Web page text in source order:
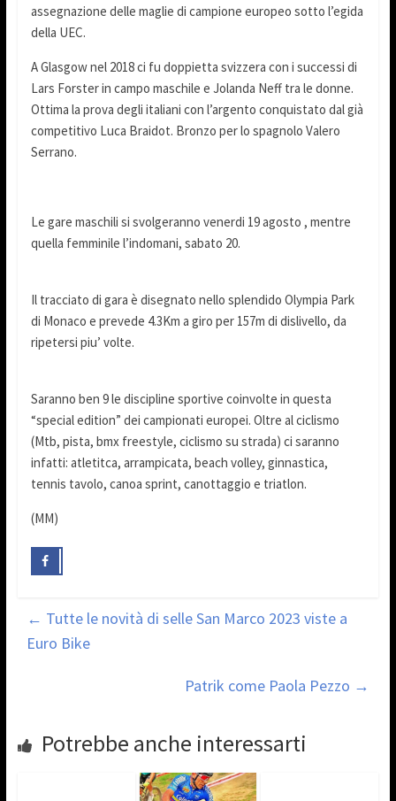
assegnazione delle maglie di campione europeo sotto l’egida
della UEC.
A Glasgow nel 2018 ci fu doppietta svizzera con i successi di
Lars Forster in campo maschile e Jolanda Neff tra le donne.
Ottima la prova degli italiani con l’argento conquistato dal già
competitivo Luca Braidot. Bronzo per lo spagnolo Valero
Serrano.
Le gare maschili si svolgeranno venerdi 19 agosto , mentre
quella femminile l’indomani, sabato 20.
Il tracciato di gara è disegnato nello splendido Olympia Park
di Monaco e prevede 4.3Km a giro per 157m di dislivello, da
ripetersi piu’ volte.
Saranno ben 9 le discipline sportive coinvolte in questa
“special edition” dei campionati europei. Oltre al ciclismo
(Mtb, pista, bmx freestyle, ciclismo su strada) ci saranno
infatti: atletitca, arrampicata, beach volley, ginnastica,
tennis tavolo, canoa sprint, canottaggio e triatlon.
(MM)
← Tutte le novità di selle San Marco 2023 viste a
Euro Bike
Patrik come Paola Pezzo →
Potrebbe anche interessarti